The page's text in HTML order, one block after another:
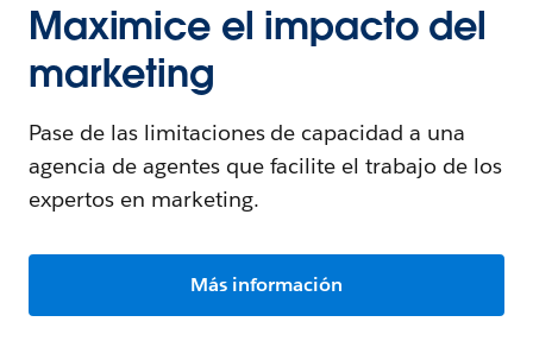
Maximice el impacto del
marketing
Pase de las limitaciones de capacidad a una
agencia de agentes que facilite el trabajo de los
expertos en marketing.
Más información